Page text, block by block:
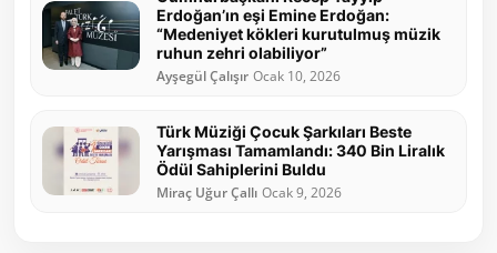
Erdoğan’ın eşi Emine Erdoğan:
“Medeniyet kökleri kurutulmuş müzik
ruhun zehri olabiliyor”
Ayşegül Çalışır Ocak 10, 2026
Türk Müziği Çocuk Şarkıları Beste
Yarışması Tamamlandı: 340 Bin Liralık
Ödül Sahiplerini Buldu
Miraç Uğur Çallı Ocak 9, 2026